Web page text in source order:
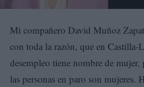
Mi compañero David Muñoz
con toda la razón, que en Castilla-
desempleo tiene nombre de mujer,
las personas en paro son mujeres.